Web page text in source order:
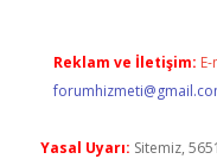
Reklam ve İletişim:
Yasal Uyarı: Sitemiz,